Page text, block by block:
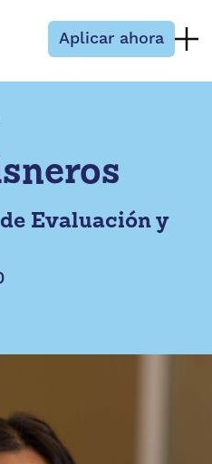
Aplicar ahora
Evaluación y